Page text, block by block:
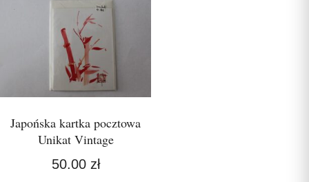
Japońska kartka pocztowa
Unikat Vintage
50.00 zł